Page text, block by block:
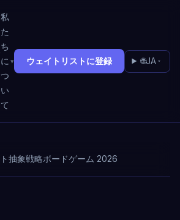
私
た
ち
に
つ
い
て
ウェイトリストに登録 🌐JA
抽象戦略ボードゲーム 2026